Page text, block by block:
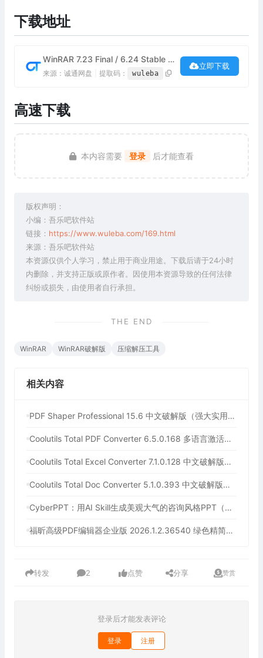
下载地址
WinRAR 7.23 Final / 6.24 Stable 烈火汉化破解版下载
来源：诚通网盘 提取码： wuleba
立即下载
高速下载
本内容需要 登录 后才能查看
版权声明：
小编：吾乐吧软件站
链接： https://www.wuleba.com/169.html
来源：吾乐吧软件站
本资源仅供个人学习，禁止用于商业用途。下载后请于24小时
内删除，并支持正版或原作者。因使用本资源导致的任何法律
纠纷或损失，由使用者自行承担。
THE END
WinRAR WinRAR破解版 压缩解压工具
相关内容
PDF Shaper Professional 15.6 中文破解版（强大实用的全能PDF工具箱）
Coolutils Total PDF Converter 6.5.0.168 多语言激活版（PDF格式转换）
Coolutils Total Excel Converter 7.1.0.128 中文破解版（Excel格式转换工具）
Coolutils Total Doc Converter 5.1.0.393 中文破解版（Word格式转换工具）
CyberPPT：用AI Skill生成美观大气的咨询风格PPT（用AI一键生成年终总结PPT）
福昕高级PDF编辑器企业版 2026.1.2.36540 绿色精简版（企业级PDF解决方案）
转发 2 点赞 分享 赞赏
登录后才能发表评论
登录 注册